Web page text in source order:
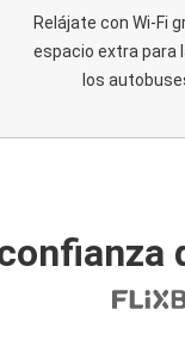
Relájate con Wi-Fi
espacio extra para
los